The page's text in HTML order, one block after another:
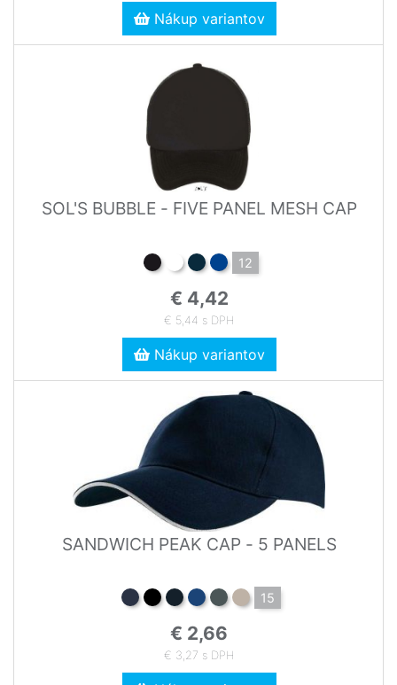
Nákup variantov
SOL'S BUBBLE - FIVE PANEL MESH CAP
12
€ 4,42
€ 5,44 s DPH
Nákup variantov
SANDWICH PEAK CAP - 5 PANELS
15
€ 2,66
€ 3,27 s DPH